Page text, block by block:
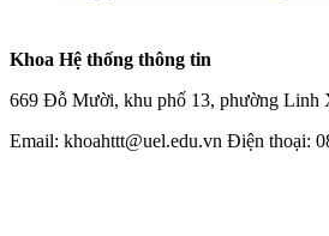
Khoa Hệ thống thông tin
669 Đỗ Mười, khu phố 13, phường Linh
Email: khoahttt@uel.edu.vn Điện thoại: